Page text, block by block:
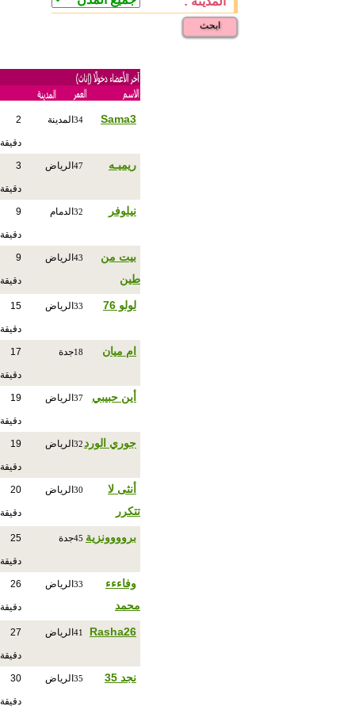
ابحث
Sama3
34 المدينة 2
دقيقة
ريميـه 47 الرياض 3
دقيقة
نيلوفر 32 الدمام 9
دقيقة
بيت من
طين
43 الرياض 9
دقيقة
لولو 76 33 الرياض 15
دقيقة
ام ميان 18جدة 17
دقيقة
أين حبيبي 37 الرياض 19
دقيقة
جوري الورد32 الرياض 19
دقيقة
أنثى لا
تتكرر
30 الرياض 20
دقيقة
بروووونزية 45جدة 25
دقيقة
وفاءءء
محمد
33 الرياض 26
دقيقة
Rasha26
41 الرياض 27
دقيقة
نجد 35 35 الرياض 30
دقيقة